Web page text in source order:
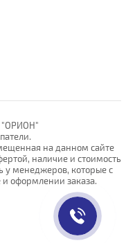
"ОРИОН"
на данном сайте
наличие и стоимость
у менеджеров, которые с
оформлении заказа.